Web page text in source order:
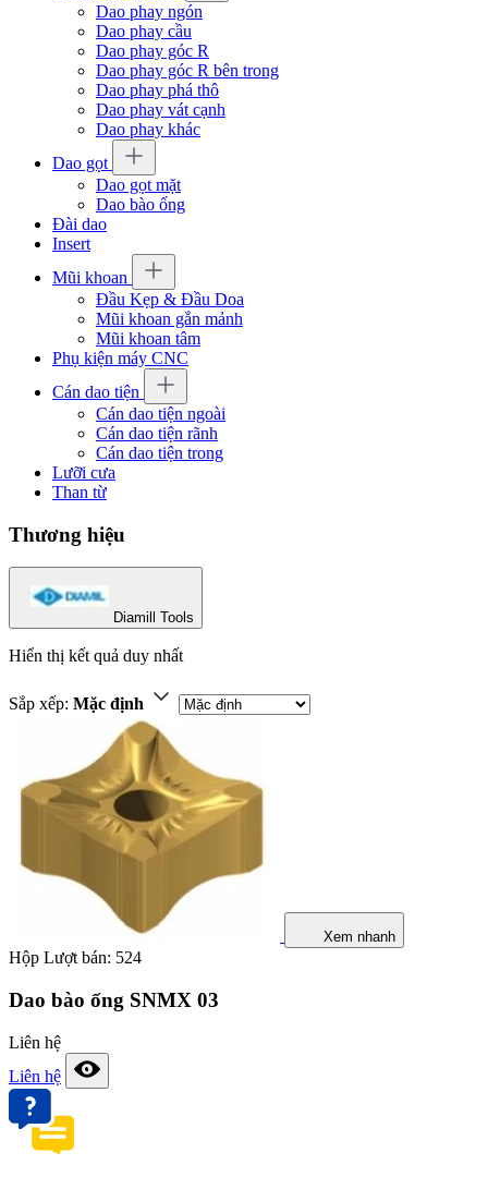
Dao phay ngón
Dao phay cầu
Dao phay góc R
Dao phay góc R bên trong
Dao phay phá thô
Dao phay vát cạnh
Dao phay khác
Dao gọt
Dao gọt mặt
Dao bào ống
Đài dao
Insert
Mũi khoan
Đầu Kẹp & Đầu Doa
Mũi khoan gắn mảnh
Mũi khoan tâm
Phụ kiện máy CNC
Cán dao tiện
Cán dao tiện ngoài
Cán dao tiện rãnh
Cán dao tiện trong
Lưỡi cưa
Than từ
Thương hiệu
Diamill Tools
Hiển thị kết quả duy nhất
Sắp xếp: Mặc định
Xem nhanh
Hộp Lượt bán: 524
Dao bào ống SNMX 03
Liên hệ
Liên hệ